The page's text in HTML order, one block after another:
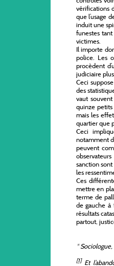
vérifications
que l’usage
induit une
funestes
victimes.
Il importe
police. Les
procèdent
judiciaire
Ceci
des
vaut
quinze petits
mais les
quartier que
Ceci
notamment
peuvent
sanction
les
Ces
mettre en
terme de
de gauche
résultats
partout,
*Sociologue,
[1]Et